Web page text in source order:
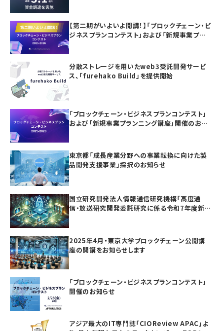
【第二期がいよいよ開講！】「ブロックチェーン・ビ
ジネスプランコンテスト」および「新規事業プラ
分散ストレージを用いたweb3受託開発サービ
ス、「furehako Build」を提供開始
「ブロックチェーン・ビジネスプランコンテスト」
および「新規事業プランニング講座」開催のお知
東京都「成長産業分野への事業転換に向けた製
品開発支援事業」採択のお知らせ
国立研究開発法人情報通信研究機構「高度通
信・放送研究開発委託研究に係る令和7年度新
2025年4月・東京大学ブロックチェーン公開講
座の開講をお知らせします
「ブロックチェーン・ビジネスプランコンテスト」
開催のお知らせ
アジア最大のIT専門誌「CIOReview APAC」よ